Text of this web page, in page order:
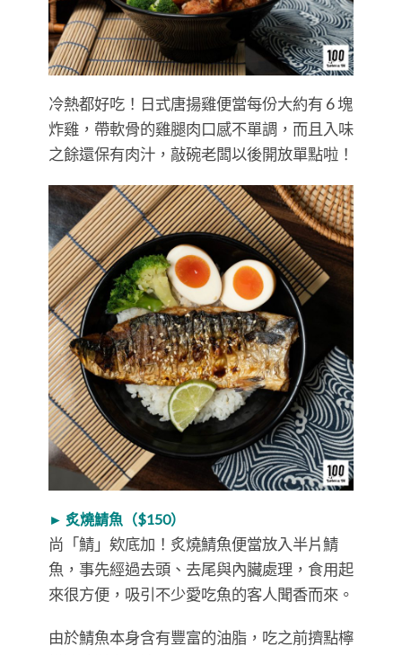
冷熱都好吃！日式唐揚雞便當每份大約有 6 塊
炸雞，帶軟骨的雞腿肉口感不單調，而且入味
之餘還保有肉汁，敲碗老闆以後開放單點啦！
► 炙燒鯖魚（$150）
尚「鯖」欸底加！炙燒鯖魚便當放入半片鯖
魚，事先經過去頭、去尾與內臟處理，食用起
來很方便，吸引不少愛吃魚的客人聞香而來。
由於鯖魚本身含有豐富的油脂，吃之前擠點檸